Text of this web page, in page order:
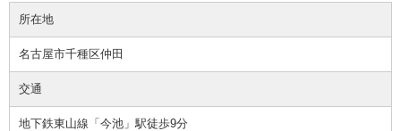
所在地
名古屋市千種区仲田
交通
地下鉄東山線「今池」駅徒歩9分